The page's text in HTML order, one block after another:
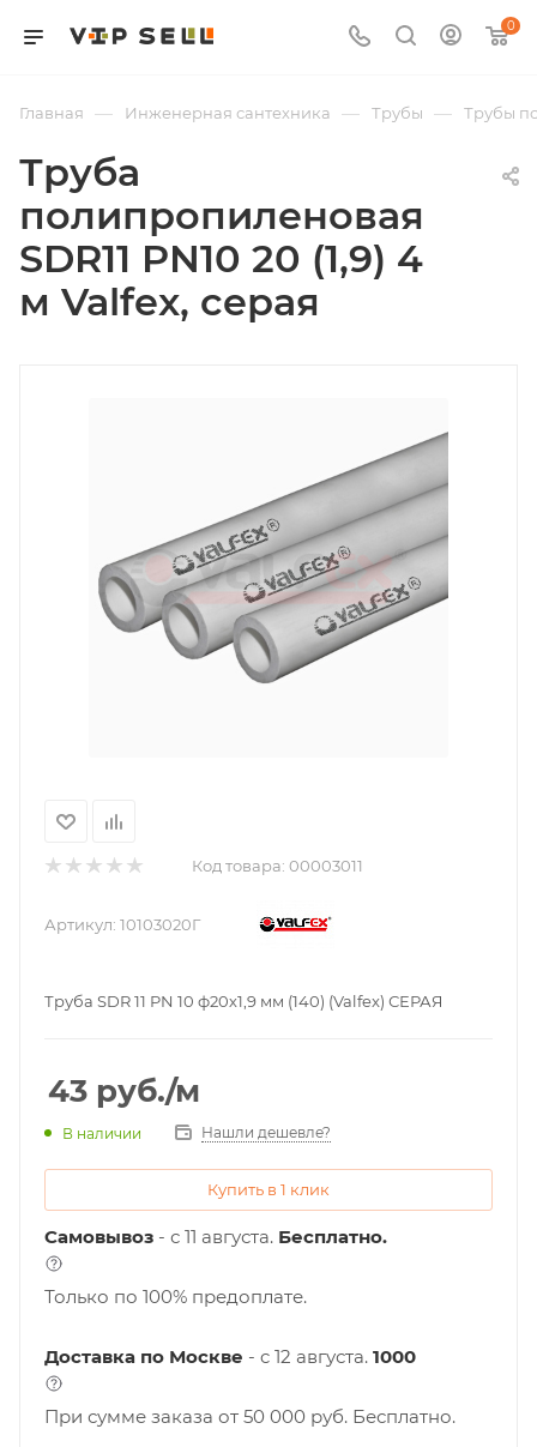
0
Главная — Инженерная сантехника — Трубы — Трубы
Труба
полипропиленовая
SDR11 PN10 20 (1,9) 4
м Valfex, серая
Код товара: 00003011
Артикул: 10103020Г
Труба SDR 11 PN 10 ф20х1,9 мм (140) (Valfex) СЕРАЯ
43 руб./м
В наличии Нашли дешевле?
Купить в 1 клик
Самовывоз - с 11 августа. Бесплатно.
Только по 100% предоплате.
Доставка по Москве - c 12 августа. 1000
При сумме заказа от 50 000 руб. Бесплатно.